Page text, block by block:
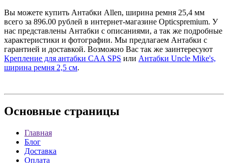
Вы можете купить Антабки Allen, ширина ремня 25,4 мм
всего за 896.00 рублей в интернет-магазине Opticspremium. У
нас представлены Антабки с описаниями, а так же подробные
характеристики и фотографии. Мы предлагаем Антабки с
гарантией и доставкой. Возможно Вас так же заинтересуют
Крепление для антабки CAA SPS или Антабки Uncle Mike's,
ширина ремня 2,5 см.
Основные страницы
Главная
Блог
Доставка
Оплата